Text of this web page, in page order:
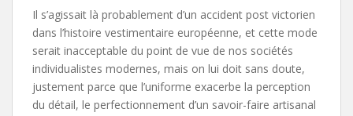
Il s’agissait là probablement d’un accident post victorien
dans l’histoire vestimentaire européenne, et cette mode
serait inacceptable du point de vue de nos sociétés
individualistes modernes, mais on lui doit sans doute,
justement parce que l’uniforme exacerbe la perception
du détail, le perfectionnement d’un savoir-faire artisanal